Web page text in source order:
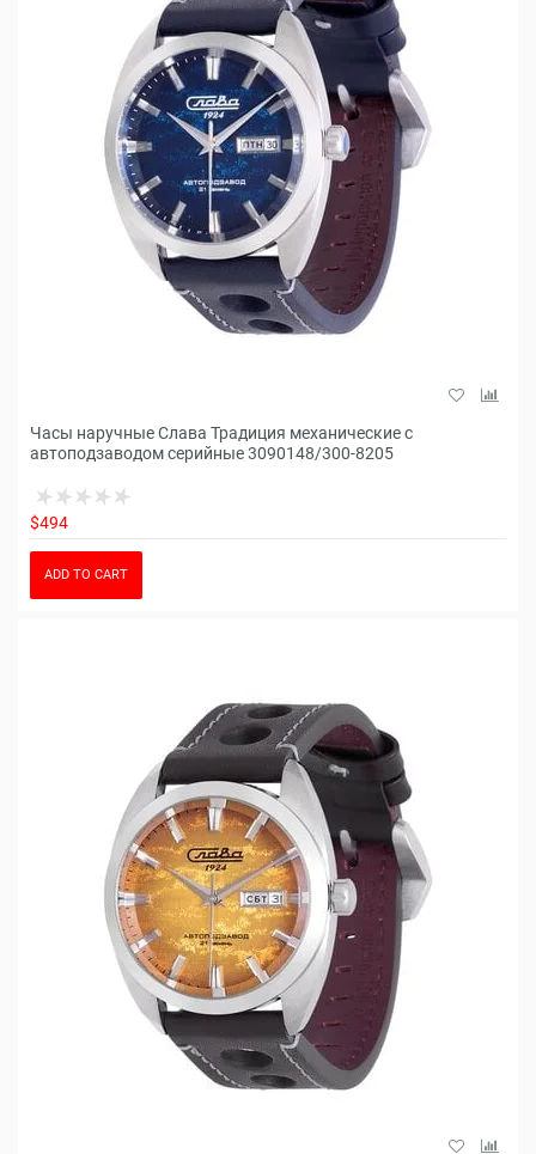
Часы наручные Слава Традиция механические с
автоподзаводом серийные 3090148/300-8205
$494
ADD TO CART